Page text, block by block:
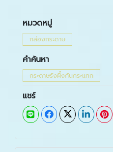
หมวดหมู่
กล่องกระดาษ
คำค้นหา
กระดาษรังผึ้งกันกระแทก
แชร์